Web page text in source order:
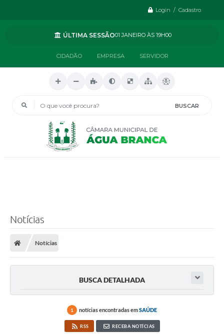
Login / Cadastro
O que você procura?
CIDADÃO EMPRESA SERVIDOR
ÚLTIMA SESSÃO01 JANEIRO 19H00
Notícias
Notícias
BUSCA DETALHADA
1 notícias encontradas emSAÚDE
RSS RECEBA NOTÍCIAS